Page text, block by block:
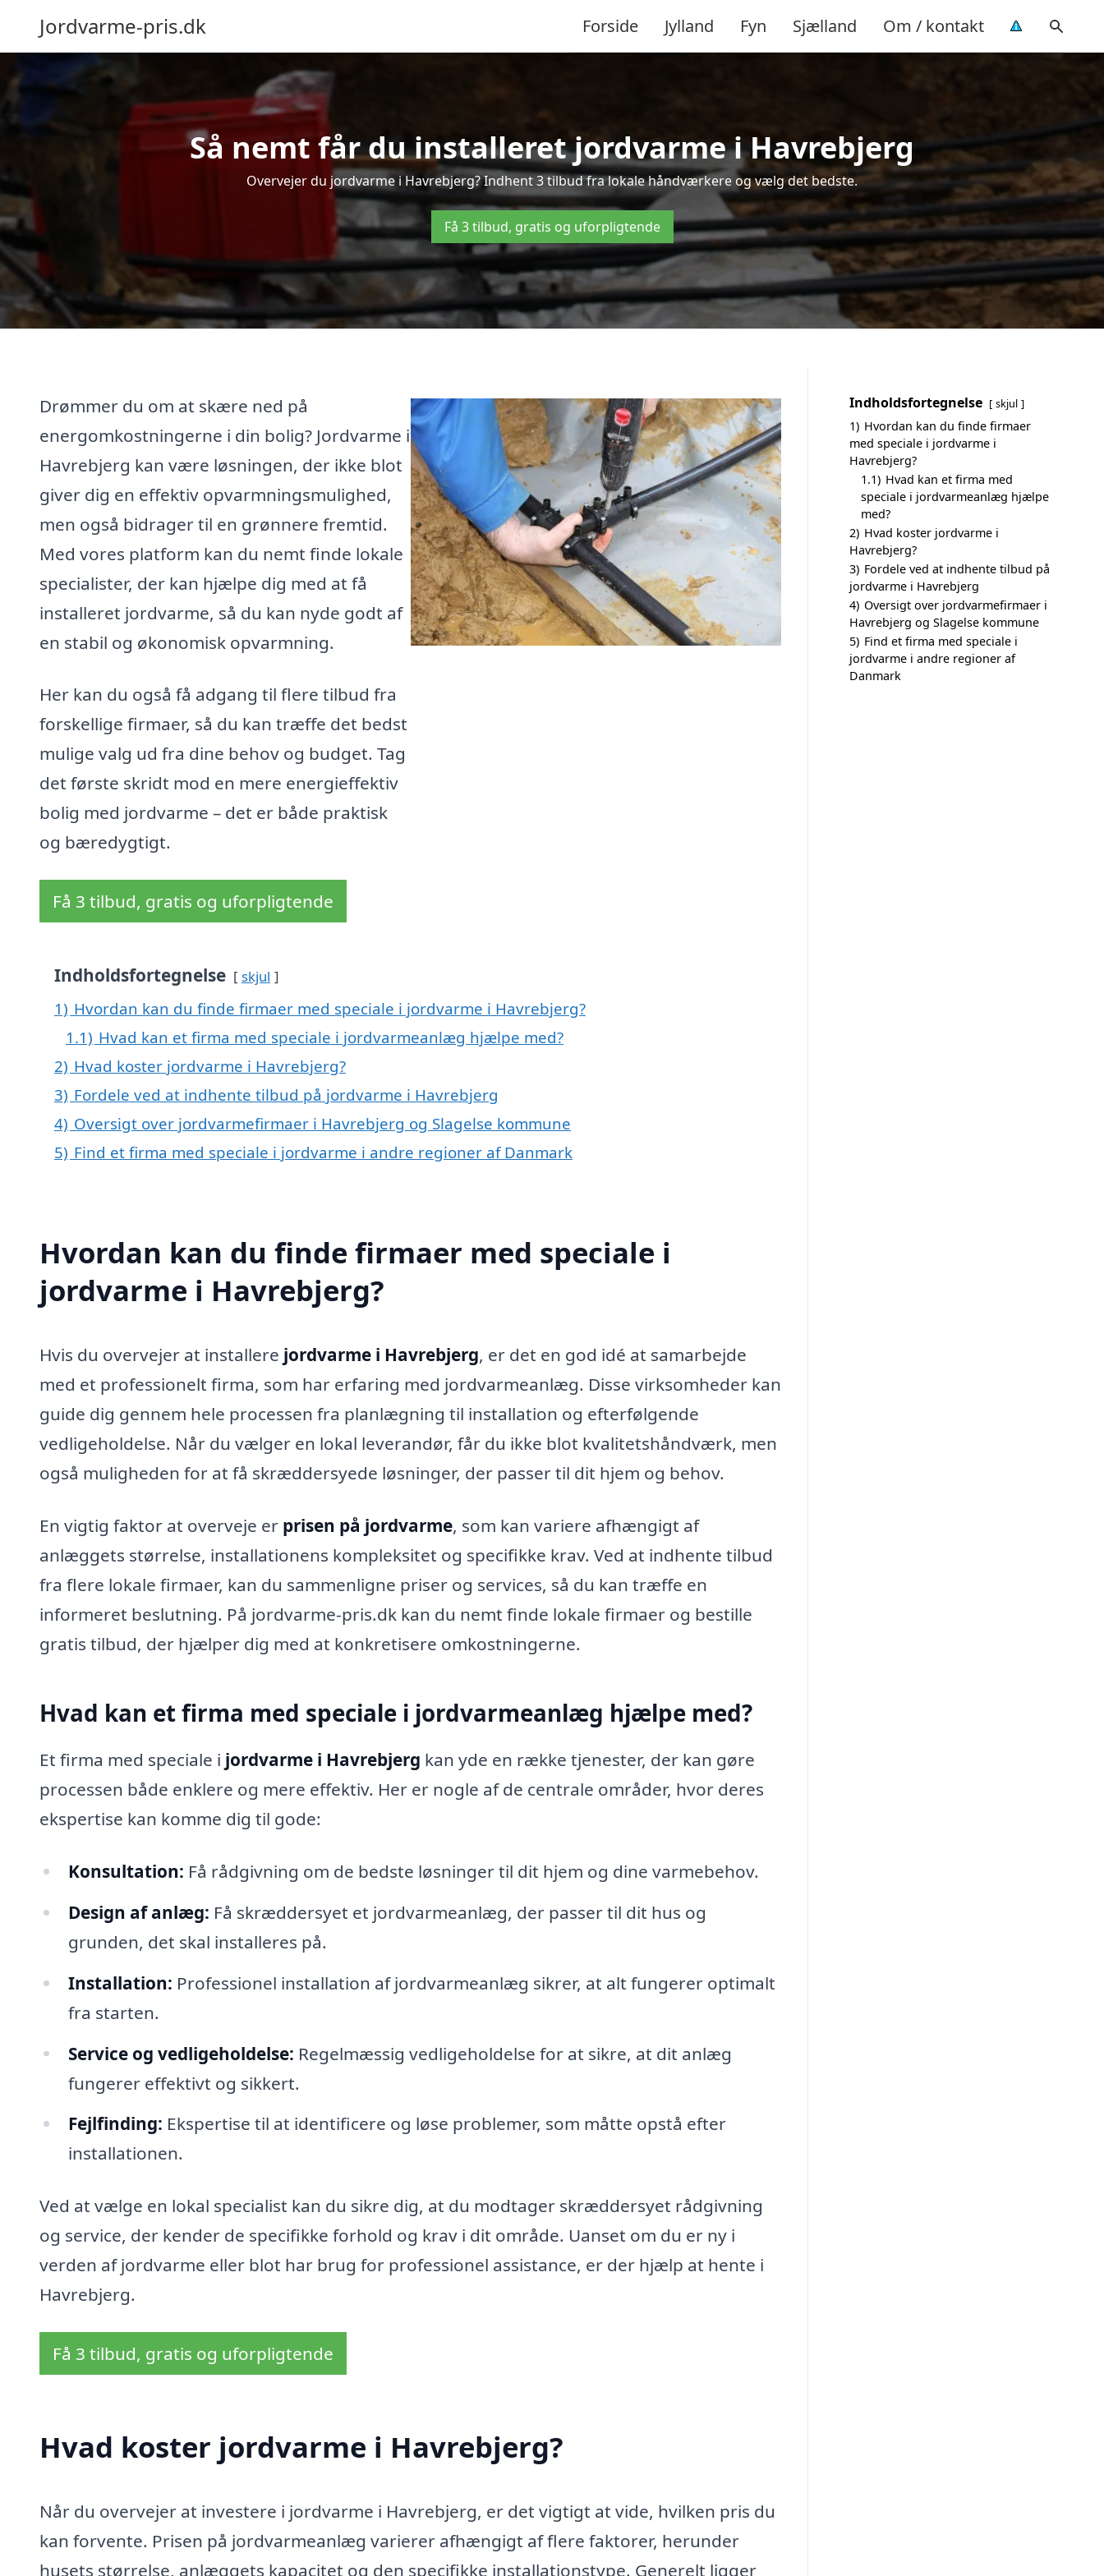
Jordvarme-pris.dk Forside Jylland Fyn Sjælland Om / kontakt
Så nemt får du installeret jordvarme i Havrebjerg
Overvejer du jordvarme i Havrebjerg? Indhent 3 tilbud fra lokale håndværkere og vælg det bedste.
Få 3 tilbud, gratis og uforpligtende
Drømmer du om at skære ned på
energomkostningerne i din bolig? Jordvarme i
Havrebjerg kan være løsningen, der ikke blot
giver dig en effektiv opvarmningsmulighed,
men også bidrager til en grønnere fremtid.
Med vores platform kan du nemt finde lokale
specialister, der kan hjælpe dig med at få
installeret jordvarme, så du kan nyde godt af
en stabil og økonomisk opvarmning.
Her kan du også få adgang til flere tilbud fra
forskellige firmaer, så du kan træffe det bedst
mulige valg ud fra dine behov og budget. Tag
det første skridt mod en mere energieffektiv
bolig med jordvarme – det er både praktisk
og bæredygtigt.
Få 3 tilbud, gratis og uforpligtende
Indholdsfortegnelse skjul
1) Hvordan kan du finde firmaer med speciale i jordvarme i Havrebjerg?
1.1) Hvad kan et firma med speciale i jordvarmeanlæg hjælpe med?
2) Hvad koster jordvarme i Havrebjerg?
3) Fordele ved at indhente tilbud på jordvarme i Havrebjerg
4) Oversigt over jordvarmefirmaer i Havrebjerg og Slagelse kommune
5) Find et firma med speciale i jordvarme i andre regioner af Danmark
Hvordan kan du finde firmaer med speciale i
jordvarme i Havrebjerg?
Hvis du overvejer at installere jordvarme i Havrebjerg, er det en god idé at samarbejde
med et professionelt firma, som har erfaring med jordvarmeanlæg. Disse virksomheder kan
guide dig gennem hele processen fra planlægning til installation og efterfølgende
vedligeholdelse. Når du vælger en lokal leverandør, får du ikke blot kvalitetshåndværk, men
også muligheden for at få skræddersyede løsninger, der passer til dit hjem og behov.
En vigtig faktor at overveje er prisen på jordvarme, som kan variere afhængigt af
anlæggets størrelse, installationens kompleksitet og specifikke krav. Ved at indhente tilbud
fra flere lokale firmaer, kan du sammenligne priser og services, så du kan træffe en
informeret beslutning. På jordvarme-pris.dk kan du nemt finde lokale firmaer og bestille
gratis tilbud, der hjælper dig med at konkretisere omkostningerne.
Hvad kan et firma med speciale i jordvarmeanlæg hjælpe med?
Et firma med speciale i jordvarme i Havrebjerg kan yde en række tjenester, der kan gøre
processen både enklere og mere effektiv. Her er nogle af de centrale områder, hvor deres
ekspertise kan komme dig til gode:
Konsultation: Få rådgivning om de bedste løsninger til dit hjem og dine varmebehov.
Design af anlæg: Få skræddersyet et jordvarmeanlæg, der passer til dit hus og
grunden, det skal installeres på.
Installation: Professionel installation af jordvarmeanlæg sikrer, at alt fungerer optimalt
fra starten.
Service og vedligeholdelse: Regelmæssig vedligeholdelse for at sikre, at dit anlæg
fungerer effektivt og sikkert.
Fejlfinding: Ekspertise til at identificere og løse problemer, som måtte opstå efter
installationen.
Ved at vælge en lokal specialist kan du sikre dig, at du modtager skræddersyet rådgivning
og service, der kender de specifikke forhold og krav i dit område. Uanset om du er ny i
verden af jordvarme eller blot har brug for professionel assistance, er der hjælp at hente i
Havrebjerg.
Få 3 tilbud, gratis og uforpligtende
Hvad koster jordvarme i Havrebjerg?
Når du overvejer at investere i jordvarme i Havrebjerg, er det vigtigt at vide, hvilken pris du
kan forvente. Prisen på jordvarmeanlæg varierer afhængigt af flere faktorer, herunder
husets størrelse, anlæggets kapacitet og den specifikke installationstype. Generelt ligger
Indholdsfortegnelse skjul
1) Hvordan kan du finde firmaer
med speciale i jordvarme i
Havrebjerg?
1.1) Hvad kan et firma med
speciale i jordvarmeanlæg hjælpe
med?
2) Hvad koster jordvarme i
Havrebjerg?
3) Fordele ved at indhente tilbud på
jordvarme i Havrebjerg
4) Oversigt over jordvarmefirmaer i
Havrebjerg og Slagelse kommune
5) Find et firma med speciale i
jordvarme i andre regioner af
Danmark